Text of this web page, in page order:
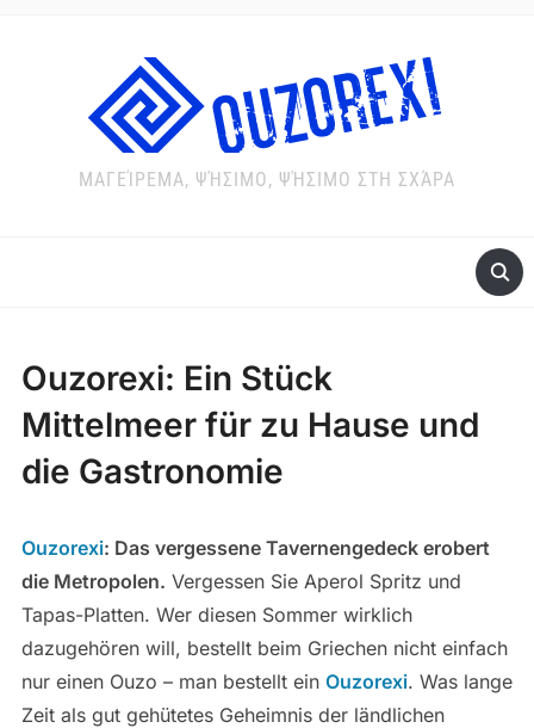
ΜΑΓΕΊΡΕΜΑ, ΨΉΣΙΜΟ, ΨΉΣΙΜΟ ΣΤΗ ΣΧΆΡΑ
Ouzorexi: Ein Stück
Mittelmeer für zu Hause und
die Gastronomie
Ouzorexi: Das vergessene Tavernengedeck erobert
die Metropolen. Vergessen Sie Aperol Spritz und
Tapas-Platten. Wer diesen Sommer wirklich
dazugehören will, bestellt beim Griechen nicht einfach
nur einen Ouzo – man bestellt ein Ouzorexi. Was lange
Zeit als gut gehütetes Geheimnis der ländlichen